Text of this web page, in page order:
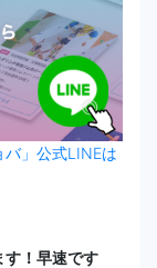
」公式LINEは
！早速です